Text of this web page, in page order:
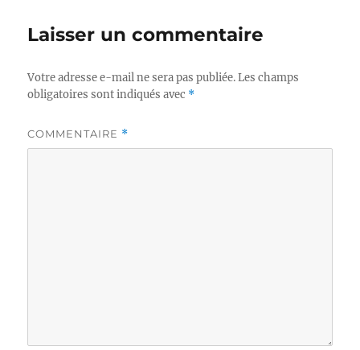
Laisser un commentaire
Votre adresse e-mail ne sera pas publiée. Les champs
obligatoires sont indiqués avec *
COMMENTAIRE *